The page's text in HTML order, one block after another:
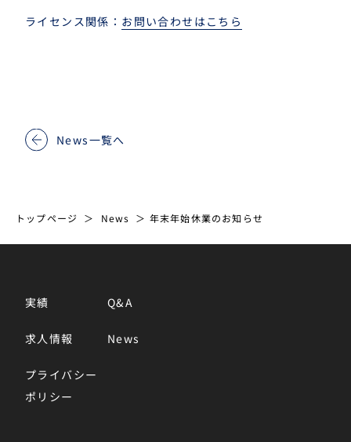
ライセンス関係： お問い合わせはこちら
News一覧へ
トップページ News 年末年始休業のお知らせ
実績 Q&A
求人情報 News
プライバシー
ポリシー